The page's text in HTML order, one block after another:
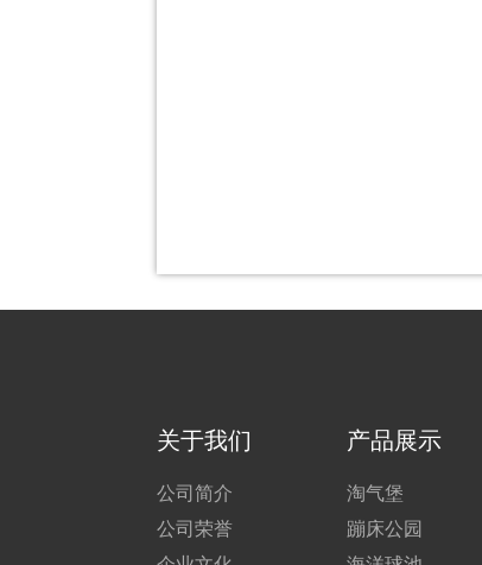
关于我们
公司简介
公司荣誉
产品展示
淘气堡
蹦床公园